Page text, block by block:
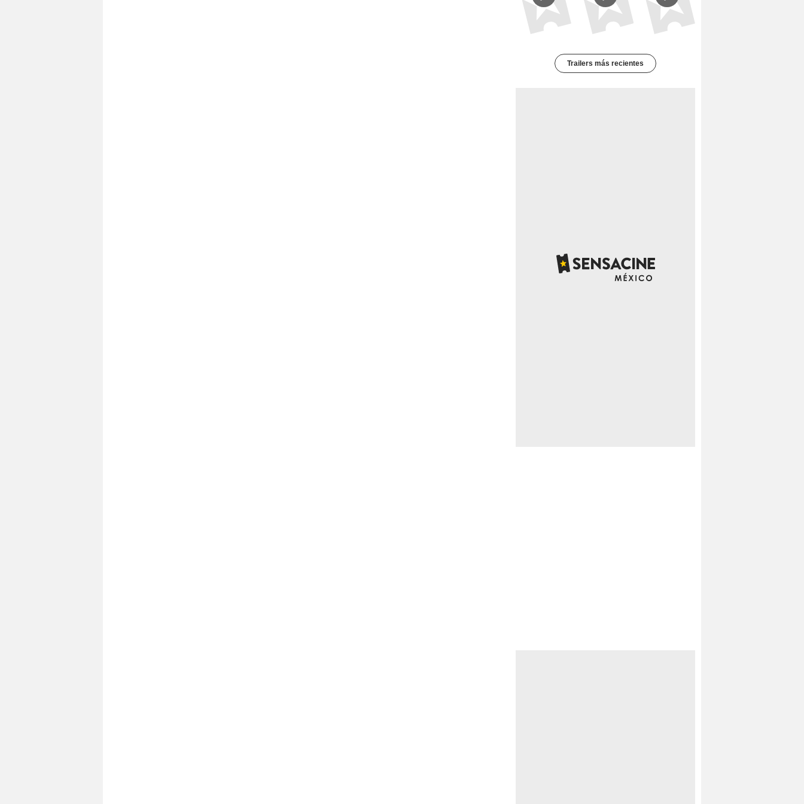
Trailers más recientes